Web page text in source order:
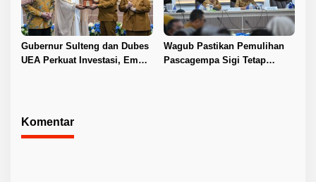
Gubernur Sulteng dan Dubes
UEA Perkuat Investasi, Empat
Wagub Pastikan Pemulihan
Pascagempa Sigi Tetap
Komentar